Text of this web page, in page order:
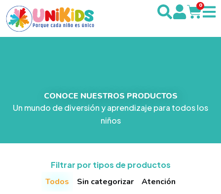
0
CONOCE NUESTROS PRODUCTOS
Un mundo de diversión y aprendizaje para todos los
niños
Filtrar por tipos de productos
Sin categorizar
Atención
Todos